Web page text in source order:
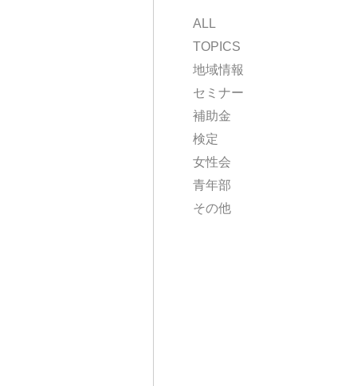
ALL
TOPICS
地域情報
セミナー
補助金
検定
女性会
青年部
その他